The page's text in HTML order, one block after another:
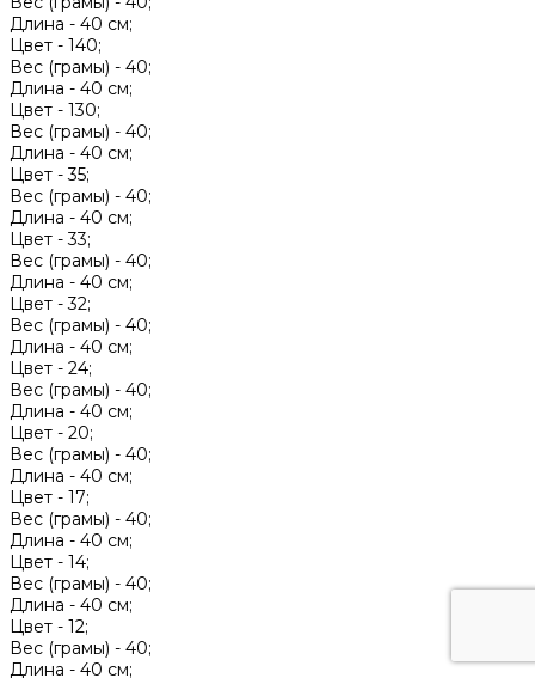
Длина - 40 см;
Цвет - 140;
Вес (грамы) - 40;
Длина - 40 см;
Цвет - 130;
Вес (грамы) - 40;
Длина - 40 см;
Цвет -35;
Вес (грамы) - 40;
Длина - 40 см;
Цвет -33;
Вес (грамы) - 40;
Длина - 40 см;
Цвет -32;
Вес (грамы) - 40;
Длина - 40 см;
Цвет - 24;
Вес (грамы) - 40;
Длина - 40 см;
Цвет - 20;
Вес (грамы) - 40;
Длина - 40 см;
Цвет - 17;
Вес (грамы) - 40;
Длина - 40 см;
Цвет - 14;
Вес (грамы) - 40;
Длина - 40 см;
Цвет - 12;
Вес (грамы) - 40;
Длина - 40 см;